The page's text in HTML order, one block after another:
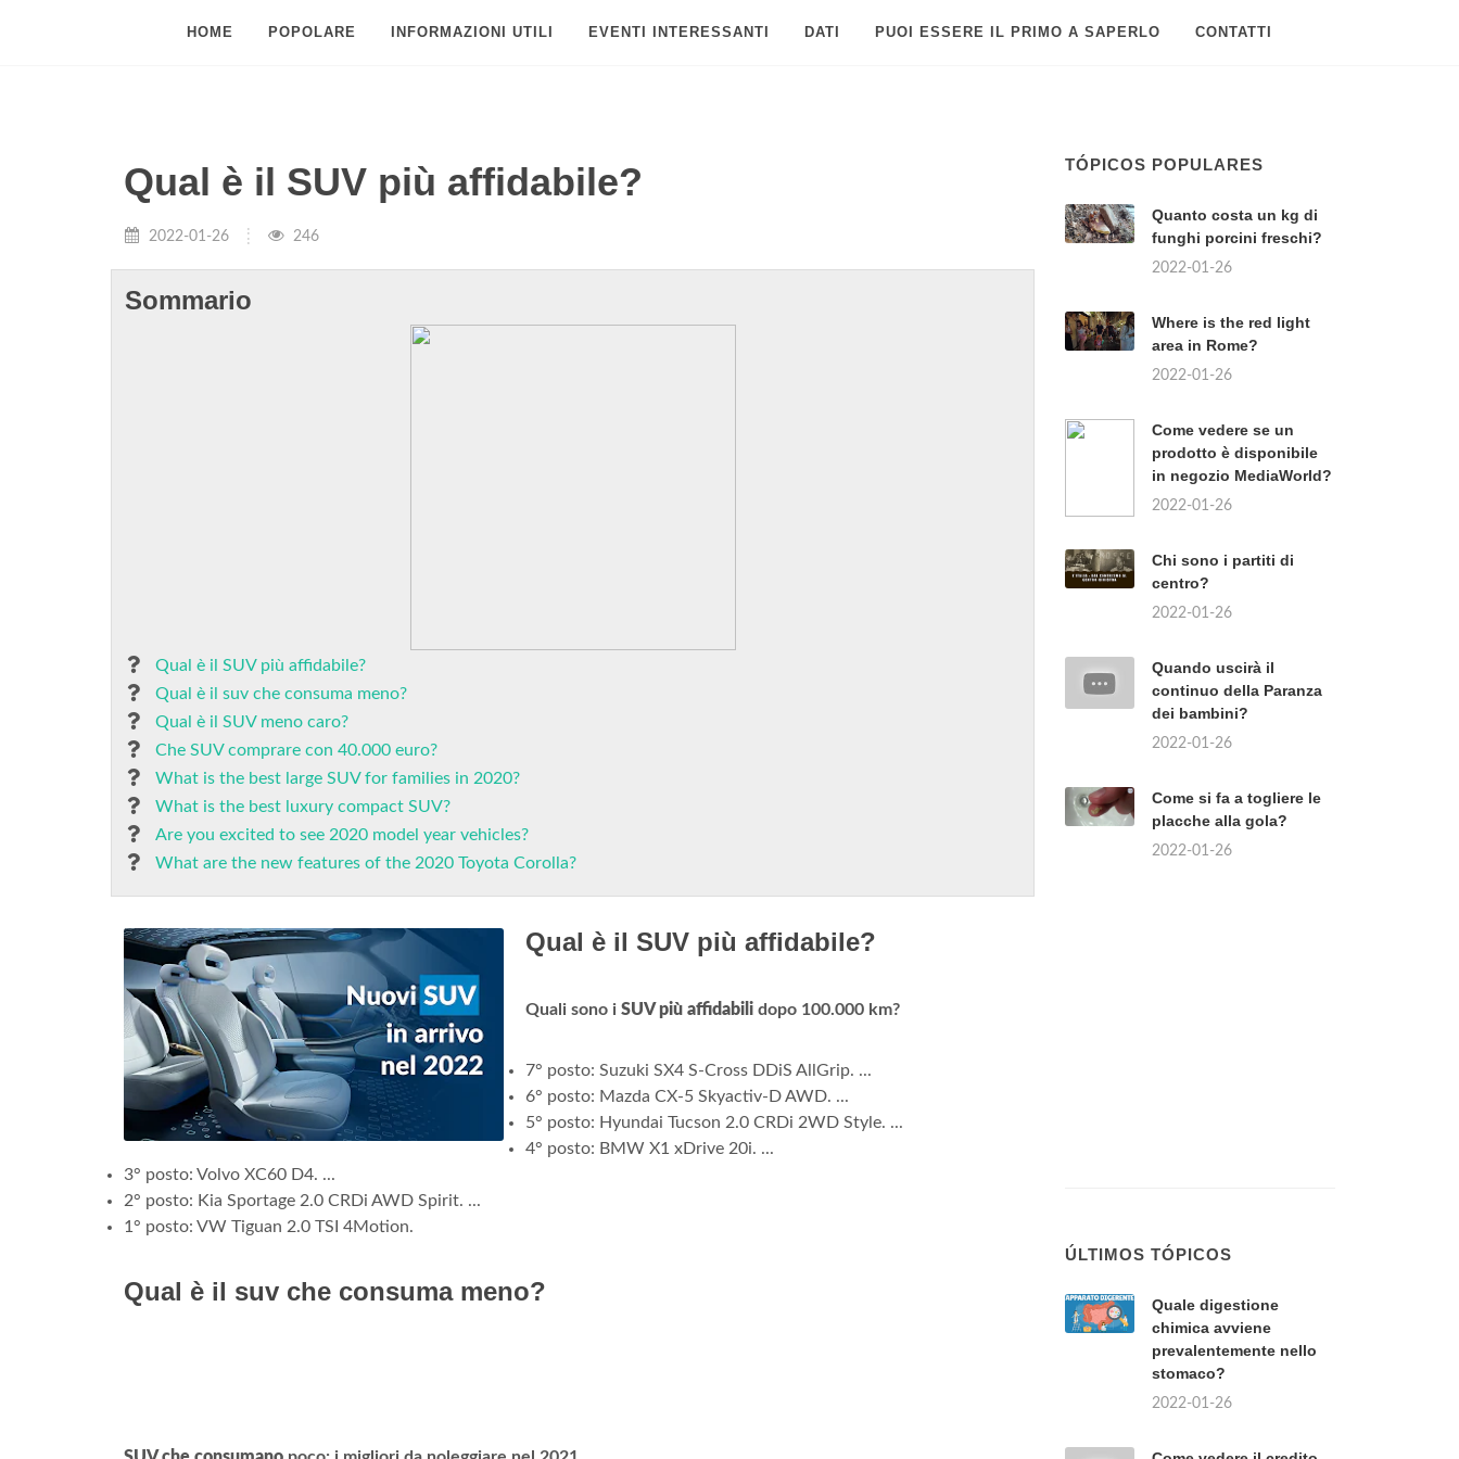
HOME POPOLARE INFORMAZIONI UTILI EVENTI INTERESSANTI DATI PUOI ESSERE IL PRIMO A SAPERLO CONTATTI
Qual è il SUV più affidabile?
2022-01-26 246
Sommario
Qual è il SUV più affidabile?
Qual è il suv che consuma meno?
Qual è il SUV meno caro?
Che SUV comprare con 40.000 euro?
What is the best large SUV for families in 2020?
What is the best luxury compact SUV?
Are you excited to see 2020 model year vehicles?
What are the new features of the 2020 Toyota Corolla?
Qual è il SUV più affidabile?
Quali sono i SUV più affidabili dopo 100.000 km?
7° posto: Suzuki SX4 S-Cross DDiS AllGrip. ...
6° posto: Mazda CX-5 Skyactiv-D AWD. ...
5° posto: Hyundai Tucson 2.0 CRDi 2WD Style. ...
4° posto: BMW X1 xDrive 20i. ...
3° posto: Volvo XC60 D4. ...
2° posto: Kia Sportage 2.0 CRDi AWD Spirit. ...
1° posto: VW Tiguan 2.0 TSI 4Motion.
Qual è il suv che consuma meno?
TÓPICOS POPULARES
Quanto costa un kg di
funghi porcini freschi?
2022-01-26
Where is the red light
area in Rome?
2022-01-26
Come vedere se un
prodotto è disponibile
in negozio MediaWorld?
2022-01-26
Chi sono i partiti di
centro?
2022-01-26
Quando uscirà il
continuo della Paranza
dei bambini?
2022-01-26
Come si fa a togliere le
placche alla gola?
2022-01-26
ÚLTIMOS TÓPICOS
Quale digestione
chimica avviene
prevalentemente nello
stomaco?
2022-01-26